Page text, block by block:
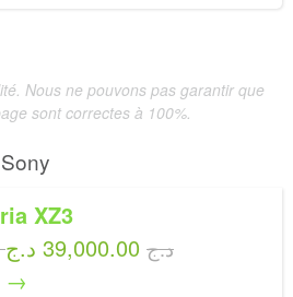
Nous ne pouvons pas garantir que
sont correctes à 100%.
Sony
XZ3
130,000.00 د.ج
→